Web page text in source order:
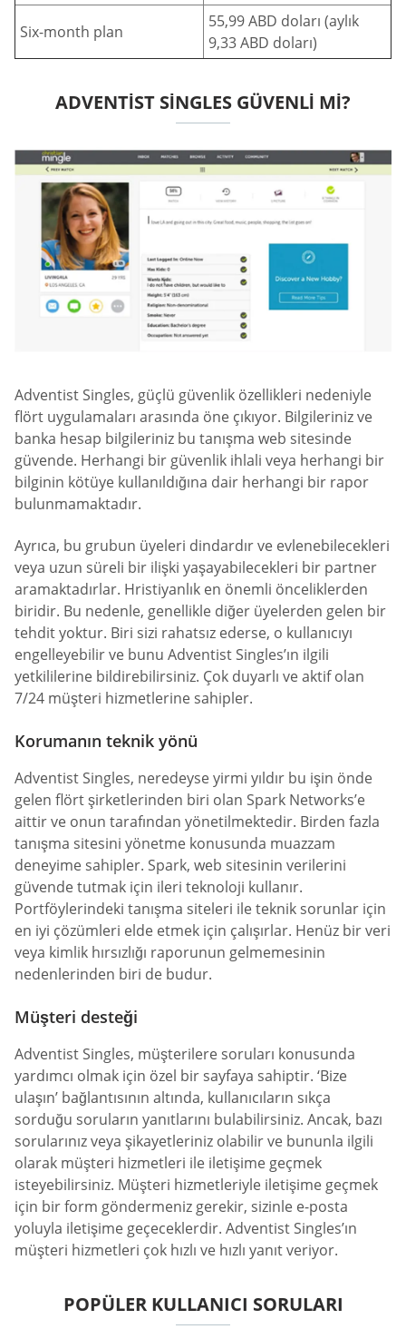
Six-month plan
55,99 ABD doları (aylık
9,33 ABD doları)
ADVENTIST SINGLES GÜVENLI MI?
Adventist Singles, güçlü güvenlik özellikleri nedeniyle
flört uygulamaları arasında öne çıkıyor. Bilgileriniz ve
banka hesap bilgileriniz bu tanışma web sitesinde
güvende. Herhangi bir güvenlik ihlali veya herhangi bir
bilginin kötüye kullanıldığına dair herhangi bir rapor
bulunmamaktadır.
Ayrıca, bu grubun üyeleri dindardır ve evlenebilecekleri
veya uzun süreli bir ilişki yaşayabilecekleri bir partner
aramaktadırlar. Hristiyanlık en önemli önceliklerden
biridir. Bu nedenle, genellikle diğer üyelerden gelen bir
tehdit yoktur. Biri sizi rahatsız ederse, o kullanıcıyı
engelleyebilir ve bunu Adventist Singles’ın ilgili
yetkililerine bildirebilirsiniz. Çok duyarlı ve aktif olan
7/24 müşteri hizmetlerine sahipler.
Korumanın teknik yönü
Adventist Singles, neredeyse yirmi yıldır bu işin önde
gelen flört şirketlerinden biri olan Spark Networks’e
aittir ve onun tarafından yönetilmektedir. Birden fazla
tanışma sitesini yönetme konusunda muazzam
deneyime sahipler. Spark, web sitesinin verilerini
güvende tutmak için ileri teknoloji kullanır.
Portföylerindeki tanışma siteleri ile teknik sorunlar için
en iyi çözümleri elde etmek için çalışırlar. Henüz bir veri
veya kimlik hırsızlığı raporunun gelmemesinin
nedenlerinden biri de budur.
Müşteri desteği
Adventist Singles, müşterilere soruları konusunda
yardımcı olmak için özel bir sayfaya sahiptir. ‘Bize
ulaşın’ bağlantısının altında, kullanıcıların sıkça
sorduğu soruların yanıtlarını bulabilirsiniz. Ancak, bazı
sorularınız veya şikayetleriniz olabilir ve bununla ilgili
olarak müşteri hizmetleri ile iletişime geçmek
isteyebilirsiniz. Müşteri hizmetleriyle iletişime geçmek
için bir form göndermeniz gerekir, sizinle e-posta
yoluyla iletişime geçeceklerdir. Adventist Singles’ın
müşteri hizmetleri çok hızlı ve hızlı yanıt veriyor.
POPÜLER KULLANICI SORULARI